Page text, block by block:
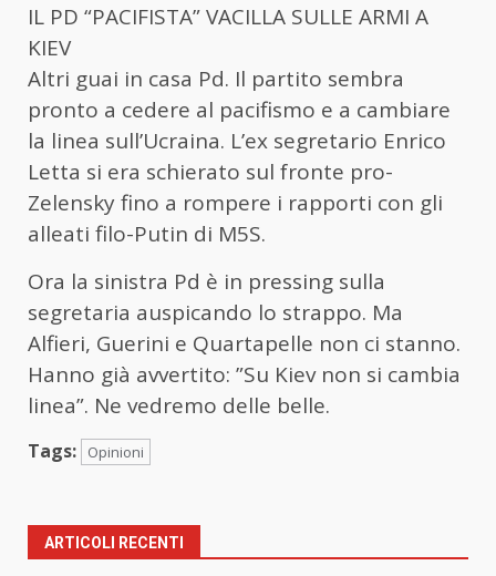
IL PD “PACIFISTA” VACILLA SULLE ARMI A
KIEV
Altri guai in casa Pd. Il partito sembra
pronto a cedere al pacifismo e a cambiare
la linea sull’Ucraina. L’ex segretario Enrico
Letta si era schierato sul fronte pro-
Zelensky fino a rompere i rapporti con gli
alleati filo-Putin di M5S.
Ora la sinistra Pd è in pressing sulla
segretaria auspicando lo strappo. Ma
Alfieri, Guerini e Quartapelle non ci stanno.
Hanno già avvertito: ”Su Kiev non si cambia
linea”. Ne vedremo delle belle.
Tags: Opinioni
ARTICOLI RECENTI